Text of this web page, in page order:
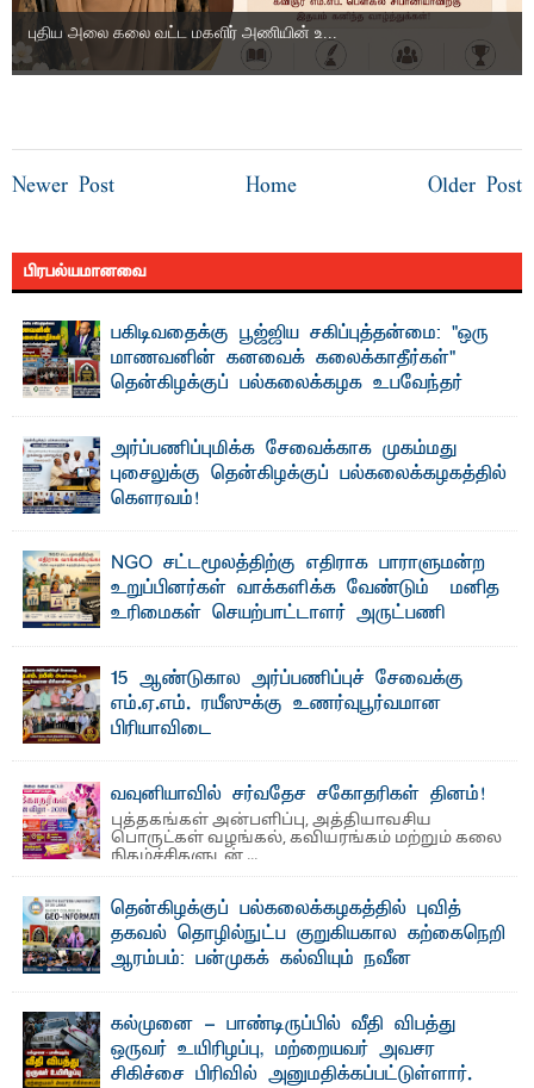
புதிய அலை கலை வட்ட மகளிர் அணியின் உ...
Newer Post Older Post
Home
பிரபல்யமானவை
பகிடிவதைக்கு பூஜ்ஜிய சகிப்புத்தன்மை: "ஒரு
மாணவனின் கனவைக் கலைக்காதீர்கள்" –
தென்கிழக்குப் பல்கலைக்கழக உபவேந்தர்
"ஒ ரு மாணவனின் அல்லது மாணவியின் கனவு என்னால்
கலைக்கப்படாது" என்ற உறுதியை ஒவ்வொரு மாணவரும் ...
அர்ப்பணிப்புமிக்க சேவைக்காக முகம்மது
புசைலுக்கு தென்கிழக்குப் பல்கலைக்கழகத்தில்
கௌரவம்!
NGO சட்டமூலத்திற்கு எதிராக பாராளுமன்ற
உறுப்பினர்கள் வாக்களிக்க வேண்டும் – மனித
உரிமைகள் செயற்பாட்டாளர் அருட்பணி
ஜே. எப். காமிலா பேகம்- இ லங்கை அரசாங்கம் அரசுசாரா
அமைப்புகள் (NGO) தொடர்பான புதிய சட்டமூலத்தை ...
15 ஆண்டுகால அர்ப்பணிப்புச் சேவைக்கு
எம்.ஏ.எம். ரயீஸுக்கு உணர்வுபூர்வமான
பிரியாவிடை
வவுனியாவில் சர்வதேச சகோதரிகள் தினம்!
புத்தகங்கள் அன்பளிப்பு, அத்தியாவசிய
பொருட்கள் வழங்கல், கவியரங்கம் மற்றும் கலை
நிகழ்ச்சிகளுடன் ...
தென்கிழக்குப் பல்கலைக்கழகத்தில் புவித்
தகவல் தொழில்நுட்ப குறுகியகால கற்கைநெறி
ஆரம்பம்: பன்முகக் கல்வியும் நவீன
பேராசிரியர் எம். எம். பாஸில்
தெ ன்கிழக்குப் பல்கலைக்கழகத்தின் கலை மற்றும் கலாசார
பீடத்தின் புவியியல் துறையினால் ...
கல்முனை - பாண்டிருப்பில் வீதி விபத்து
ஒருவர் உயிரிழப்பு, மற்றையவர் அவசர
சிகிச்சை பிரிவில் அனுமதிக்கப்பட்டுள்ளார்.